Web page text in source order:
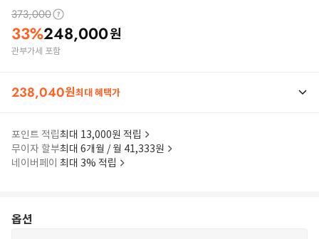
373,000
33%248,000원
관부가세 포함
238,040원최대 혜택가
포인트 적립최대 13,000원 적립
무이자 할부최대 6개월 / 월 41,333원
네이버페이 최대 3% 적립
옵션